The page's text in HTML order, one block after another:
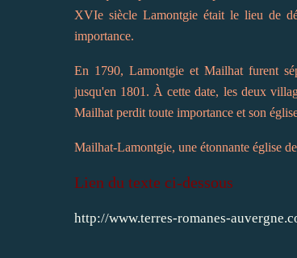
XVIe siècle Lamontgie était le lieu de
importance.
En 1790, Lamontgie et Mailhat furent
jusqu'en 1801. À cette date, les deux
Mailhat perdit toute importance et son
Mailhat-Lamontgie, une étonnante église
Lien du texte ci-dessous
http://www.terres-romanes-